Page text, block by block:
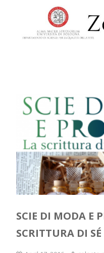
SCIE DI MODA E
SCRITTURA DI